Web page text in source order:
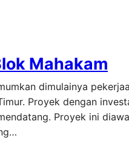
Mahakam
dimulainya
Proyek dengan
Proyek ini